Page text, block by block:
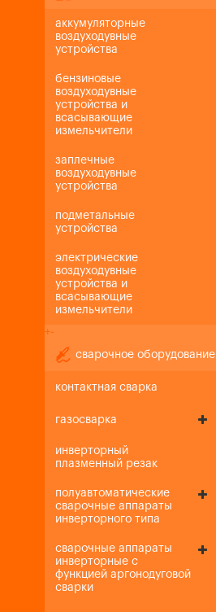
аккумуляторные
воздуходувные
устройства
бензиновые
воздуходувные
устройства и
всасывающие
измельчители
заплечные
воздуходувные
устройства
подметальные
устройства
электрические
воздуходувные
устройства и
всасывающие
измельчители
+-
сварочное оборудование
контактная сварка
газосварка
инверторный
плазменный резак
полуавтоматические
сварочные аппараты
инверторного типа
сварочные аппараты
инверторные с
функцией аргонодуговой
сварки